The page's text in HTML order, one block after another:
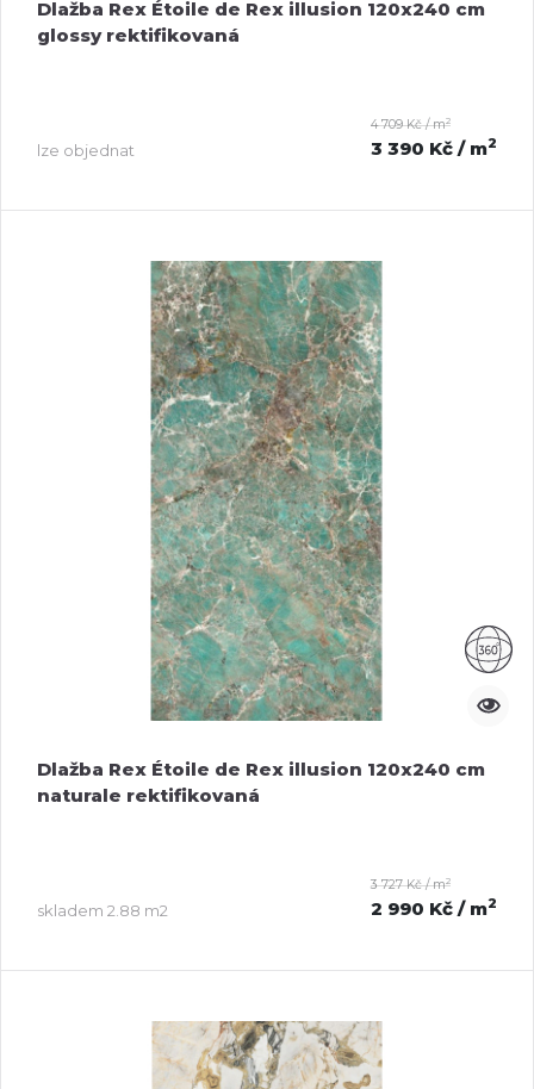
Dlažba Rex Étoile de Rex illusion 120x240 cm
glossy rektifikovaná
lze objednat
4 709 Kč / m2
3 390 Kč / m2
Dlažba Rex Étoile de Rex illusion 120x240 cm
naturale rektifikovaná
skladem 2.88 m2
3 727 Kč / m2
2 990 Kč / m2